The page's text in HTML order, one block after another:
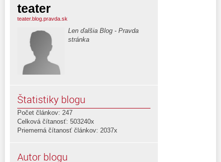
teater
teater.blog.pravda.sk
Len ďalšia Blog - Pravda
stránka
Štatistiky blogu
Počet článkov: 247
Celková čítanosť: 503240x
Priemerná čítanosť článkov: 2037x
Autor blogu